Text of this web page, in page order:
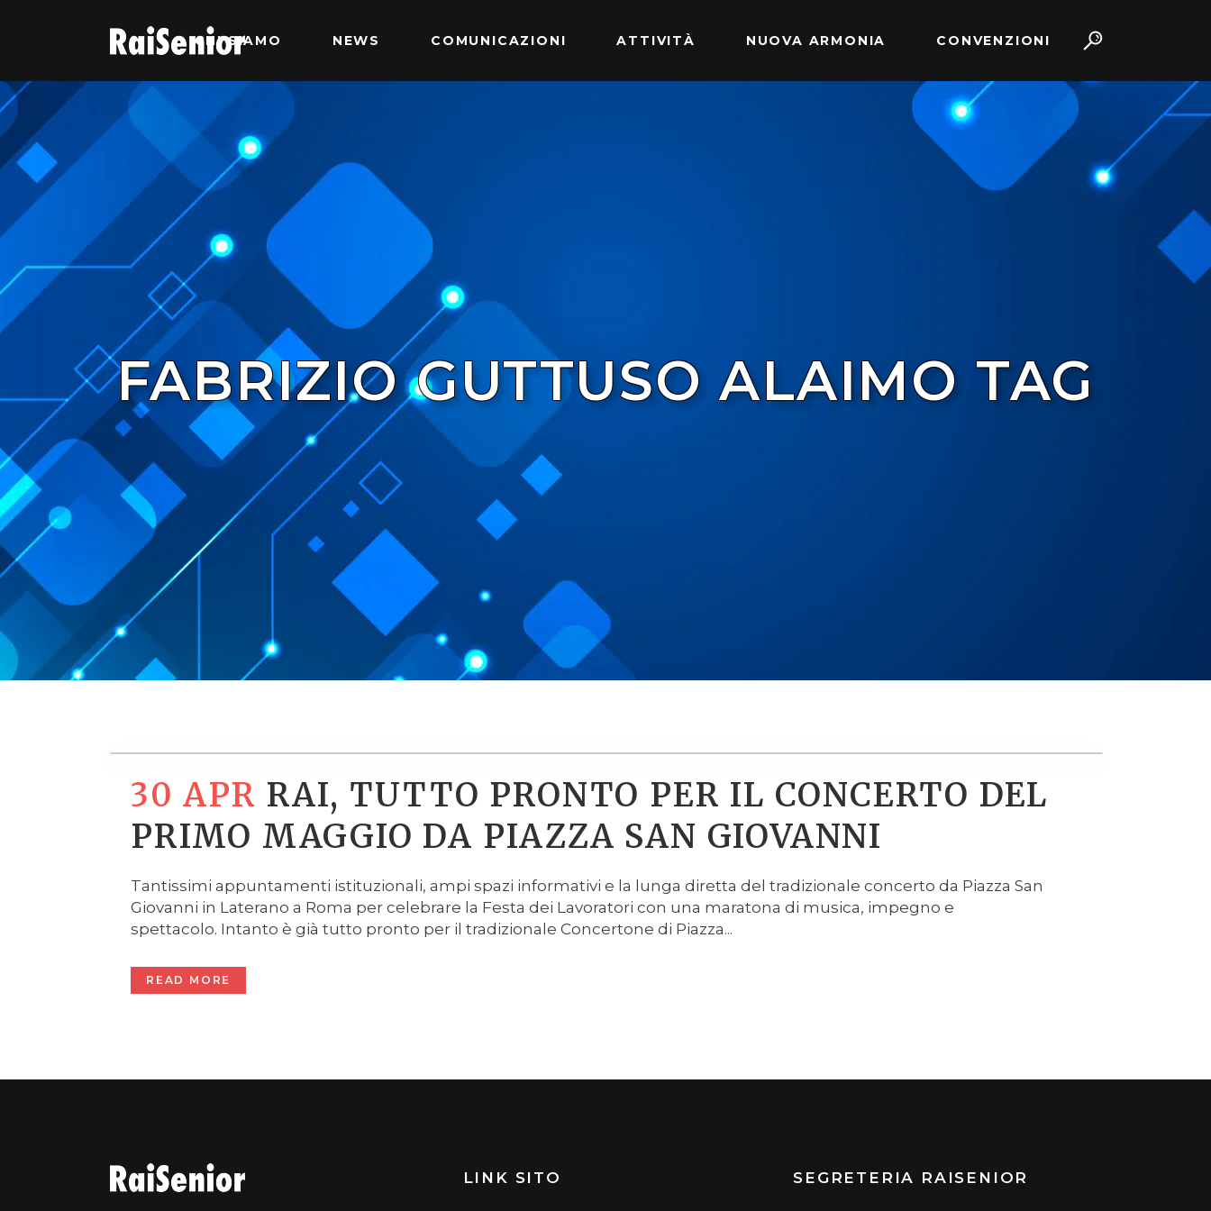
CHI SIAMO NEWS COMUNICAZIONI ATTIVITÀ NUOVA ARMONIA CONVENZIONI
FABRIZIO GUTTUSO ALAIMO TAG
30 APR RAI, TUTTO PRONTO PER IL CONCERTO DEL
PRIMO MAGGIO DA PIAZZA SAN GIOVANNI
Tantissimi appuntamenti istituzionali, ampi spazi informativi e la lunga diretta del tradizionale concerto da Piazza San
Giovanni in Laterano a Roma per celebrare la Festa dei Lavoratori con una maratona di musica, impegno e
spettacolo. Intanto è già tutto pronto per il tradizionale Concertone di Piazza...
READ MORE
LINK SITO SEGRETERIA RAISENIOR